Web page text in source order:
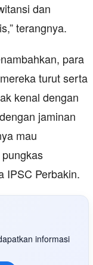
dan
terangnya.
para
turut serta
kenal dengan
jaminan
mau
IPSC Perbakin.
informasi